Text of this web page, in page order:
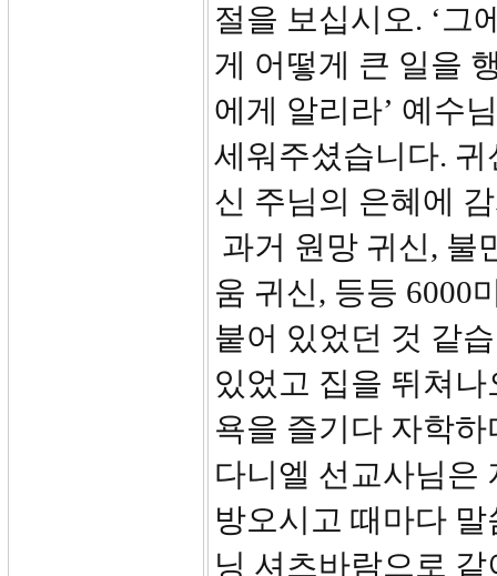
절을 보십시오. ‘그
게 어떻게 큰 일을
에게 알리라’ 예수
세워주셨습니다.
신 주님의 은혜에
과거 원망 귀신, 불
움 귀신, 등등 6000
붙어 있었던 것 같
있었고 집을 뛰쳐
욕을 즐기다 자학
다니엘 선교사님은
방오시고 때마다
닝 셔츠바람으로